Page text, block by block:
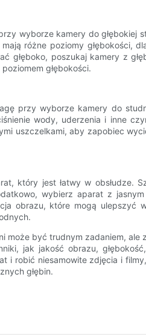
wyborze kamery do głębokiej
różne poziomy
głęboko, poszukaj kamery z
głębokości.
przy wyborze kamery do
wody, uderzenia i inne
uszczelkami, aby zapobiec
który jest łatwy w obsłudze.
wybierz aparat z
obrazu, które mogą
może być trudnym zadaniem,
jak jakość obrazu,
i robić niesamowite zdjęcia i
głębin.